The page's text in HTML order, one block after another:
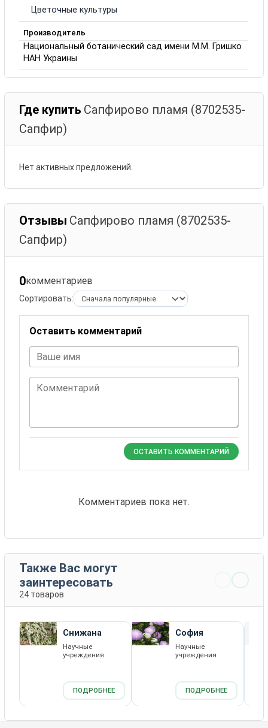
Цветочные культуры
Производитель
Национальный ботанический сад имени М.М. Гришко
НАН Украины
Где купить Сапфирово пламя (8702535-
Сапфир)
Нет активных предложений.
Отзывы Сапфирово пламя (8702535-
Сапфир)
0комментариев
Сортировать:
Оставить комментарий
Ваше имя
Комментарий
ОСТАВИТЬ КОММЕНТАРИЙ
Комментариев пока нет.
Также Вас могут
заинтересовать
24 товаров
Снижана
Научные
учреждения
ПОДРОБНЕЕ
София
Научные
учреждения
ПОДРОБНЕЕ